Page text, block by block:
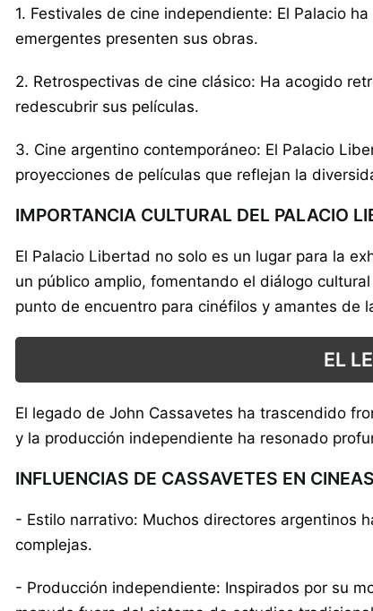
1. Festivales de cine independiente: El Palacio
emergentes presenten sus obras.
2. Retrospectivas de cine clásico: Ha acogido
redescubrir sus películas.
3. Cine argentino contemporáneo: El Palacio
proyecciones de películas que reflejan la
IMPORTANCIA CULTURAL DEL PALACIO
El Palacio Libertad no solo es un lugar para la
un público amplio, fomentando el diálogo
punto de encuentro para cinéfilos y amantes de
EL
El legado de John Cassavetes ha trascendido
y la producción independiente ha resonado
INFLUENCIAS DE CASSAVETES EN
- Estilo narrativo: Muchos directores argentinos
complejas.
- Producción independiente: Inspirados por su